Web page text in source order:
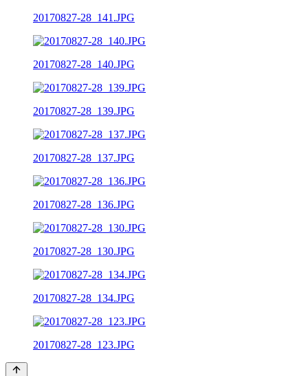
20170827-28_141.JPG
20170827-28_140.JPG
20170827-28_139.JPG
20170827-28_137.JPG
20170827-28_136.JPG
20170827-28_130.JPG
20170827-28_134.JPG
20170827-28_123.JPG